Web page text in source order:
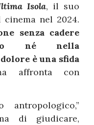
Isola, il suo
nel 2024.
senza cadere
né nella
è una sfida
affronta con
di giudicare,